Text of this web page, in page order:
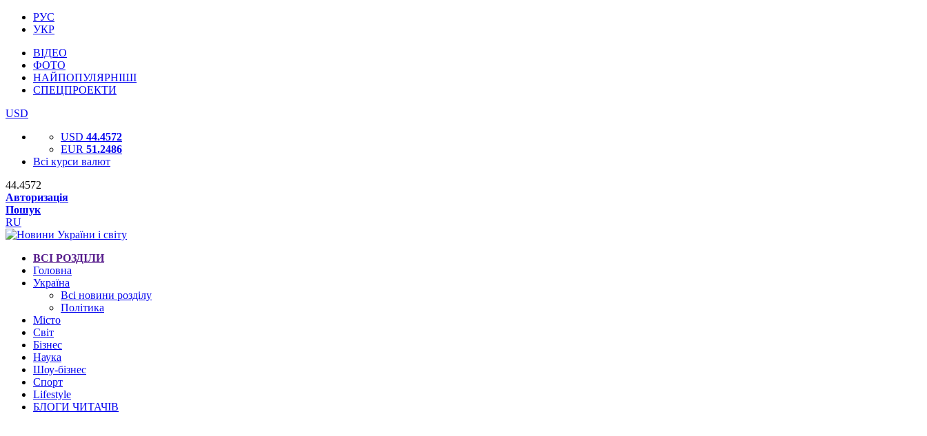
РУС
УКР
ВІДЕО
ФОТО
НАЙПОПУЛЯРНІШІ
СПЕЦПРОЕКТИ
USD
USD 44.4572
EUR 51.2486
Всі курси валют
44.4572
Авторизація
Пошук
RU
ВСІ РОЗДІЛИ
Головна
Україна
Всі новини розділу
Політика
Місто
Світ
Бізнес
Наука
Шоу-бізнес
Спорт
Lifestyle
БЛОГИ ЧИТАЧІВ